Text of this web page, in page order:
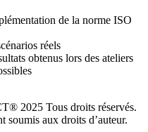
de la norme ISO
réels
obtenus lors des ateliers
2025 Tous droits réservés.
soumis aux droits d’auteur.